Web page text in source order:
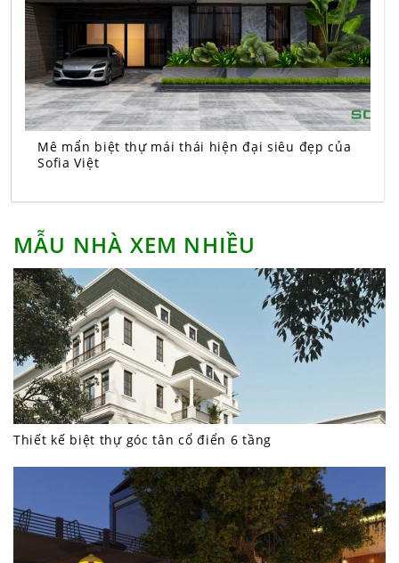
Mê mẩn biệt thự mái thái hiện đại siêu đẹp của
Sofia Việt
MẪU NHÀ XEM NHIỀU
Thiết kế biệt thự góc tân cổ điển 6 tầng